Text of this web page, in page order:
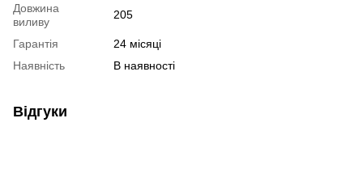
Довжина
виливу
205
Гарантія
24 місяці
Наявність
В наявності
Відгуки